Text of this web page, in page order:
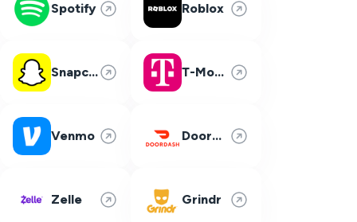
Spotify Roblox
Snapchat T-Mobile
Venmo DoorDash
Zelle Grindr